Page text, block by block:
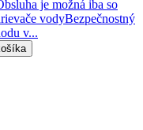
je možná iba so
vodyBezpečnostný
v...